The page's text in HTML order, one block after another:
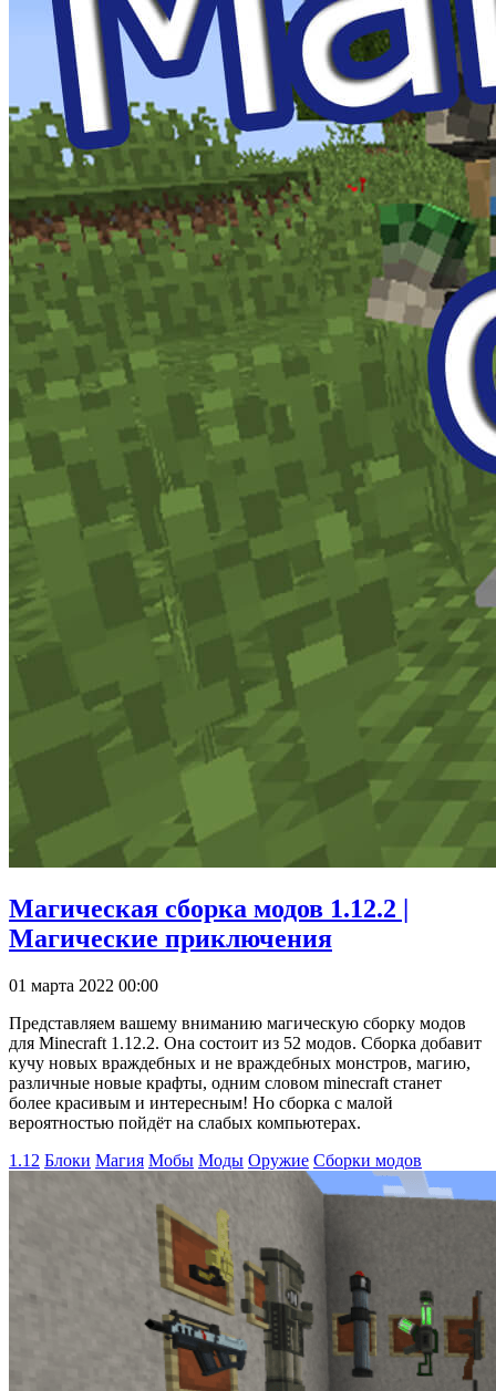
Магическая сборка модов 1.12.2 |
Магические приключения
01 марта 2022 00:00
Представляем вашему вниманию магическую сборку модов
для Minecraft 1.12.2. Она состоит из 52 модов. Сборка добавит
кучу новых враждебных и не враждебных монстров, магию,
различные новые крафты, одним словом minecraft станет
более красивым и интересным! Но cборка c малой
вероятностью пойдёт на слабых компьютерах.
1.12 Блоки Магия Мобы Моды Оружие Сборки модов